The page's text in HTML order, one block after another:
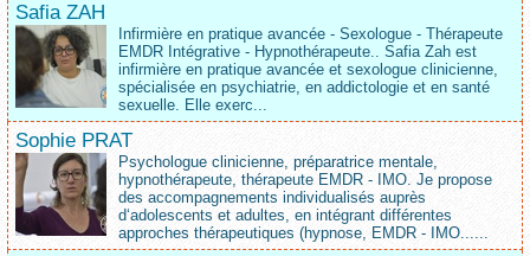
Safia ZAH
Infirmière en pratique avancée - Sexologue - Thérapeute
EMDR Intégrative - Hypnothérapeute.. Safia Zah est
infirmière en pratique avancée et sexologue clinicienne,
spécialisée en psychiatrie, en addictologie et en santé
sexuelle. Elle exerc...
Sophie PRAT
Psychologue clinicienne, préparatrice mentale,
hypnothérapeute, thérapeute EMDR - IMO. Je propose
des accompagnements individualisés auprès
d‘adolescents et adultes, en intégrant différentes
approches thérapeutiques (hypnose, EMDR - IMO......